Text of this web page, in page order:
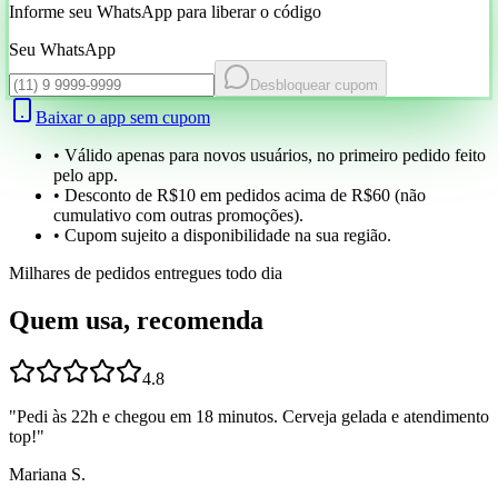
Informe seu WhatsApp para liberar o código
Seu WhatsApp
Desbloquear cupom
Baixar o app sem cupom
• Válido apenas para novos usuários, no primeiro pedido feito
pelo app.
• Desconto de R$10 em pedidos acima de R$60 (não
cumulativo com outras promoções).
• Cupom sujeito a disponibilidade na sua região.
Milhares de pedidos entregues todo dia
Quem usa, recomenda
4.8
"Pedi às 22h e chegou em 18 minutos. Cerveja gelada e atendimento
top!"
Mariana S.